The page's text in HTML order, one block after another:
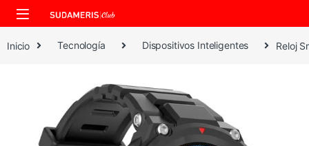
Skip to navigation
Skip to content
Inicio Tecnología Dispositivos Inteligentes Reloj